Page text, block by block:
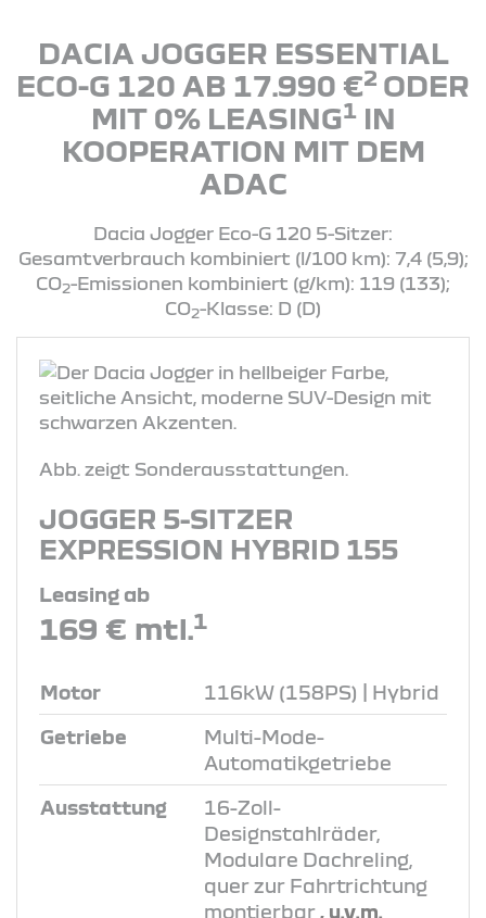
DACIA JOGGER ESSENTIAL
ECO-G 120 AB 17.990 €2 ODER
MIT 0% LEASING1IN
KOOPERATION MIT DEM
ADAC
Dacia Jogger Eco-G 120 5-Sitzer:
Gesamtverbrauch kombiniert (l/100 km): 7,4 (5,9);
CO2-Emissionen kombiniert (g/km): 119 (133);
CO2-Klasse: D (D)
Abb. zeigt Sonderausstattungen.
JOGGER 5-SITZER
EXPRESSION HYBRID 155
Leasing ab
169 € mtl.1
Motor 116kW (158PS) | Hybrid
Getriebe
Multi-Mode-
Automatikgetriebe
Ausstattung
16-Zoll-
Designstahlräder,
Modulare Dachreling,
quer zur Fahrtrichtung
montierbar , u.v.m.